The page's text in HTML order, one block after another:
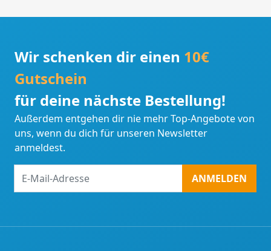
Wir schenken dir einen 10€
Gutschein
für deine nächste Bestellung!
Außerdem entgehen dir nie mehr Top-Angebote von
uns, wenn du dich für unseren Newsletter
anmeldest.
Mail-
ANMELDEN